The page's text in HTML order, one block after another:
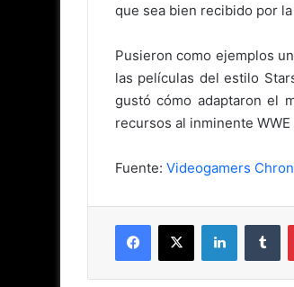
que sea bien recibido por
Pusieron como ejemplos
las películas del estilo
gustó cómo adaptaron el
recursos al inminente
Fuente: Videogamers